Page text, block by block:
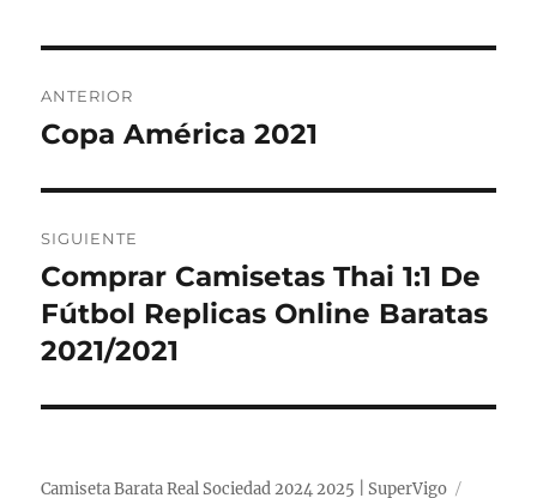
de
ANTERIOR
Entrada
Copa América 2021
SIGUIENTE
Entrada
siguiente:
Comprar Camisetas Thai 1:1 De
Fútbol Replicas Online Baratas
2021/2021
Camiseta Barata Real Sociedad 2024 2025 | SuperVigo